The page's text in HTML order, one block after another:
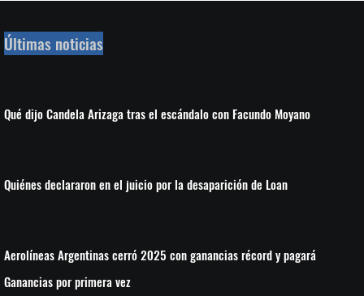
Últimas noticias
Qué dijo Candela Arizaga tras el escándalo con Facundo Moyano
Quiénes declararon en el juicio por la desaparición de Loan
Aerolíneas Argentinas cerró 2025 con ganancias récord y pagará
Ganancias por primera vez